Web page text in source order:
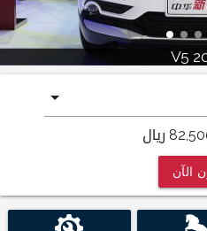
V5
ريال
الآن